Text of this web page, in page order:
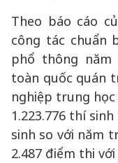
Theo báo cáo
công tác chuẩn
phổ thông
toàn quốc quán
nghiệp trung
1.223.776 thí
sinh so với năm
2.487 điểm thi